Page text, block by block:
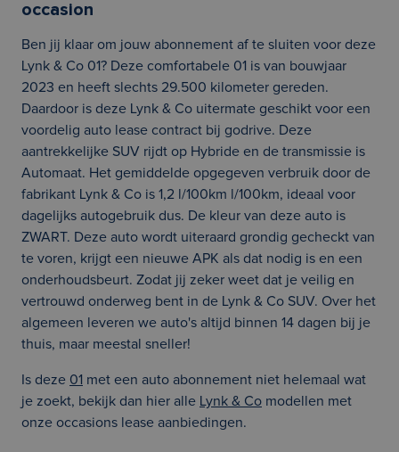
occasion
Ben jij klaar om jouw abonnement af te sluiten voor deze
Lynk & Co 01? Deze comfortabele 01 is van bouwjaar
2023 en heeft slechts 29.500 kilometer gereden.
Daardoor is deze Lynk & Co uitermate geschikt voor een
voordelig auto lease contract bij godrive. Deze
aantrekkelijke SUV rijdt op Hybride en de transmissie is
Automaat. Het gemiddelde opgegeven verbruik door de
fabrikant Lynk & Co is 1,2 l/100km l/100km, ideaal voor
dagelijks autogebruik dus. De kleur van deze auto is
ZWART. Deze auto wordt uiteraard grondig gecheckt van
te voren, krijgt een nieuwe APK als dat nodig is en een
onderhoudsbeurt. Zodat jij zeker weet dat je veilig en
vertrouwd onderweg bent in de Lynk & Co SUV. Over het
algemeen leveren we auto's altijd binnen 14 dagen bij je
thuis, maar meestal sneller!
Is deze 01 met een auto abonnement niet helemaal wat
je zoekt, bekijk dan hier alle
Lynk & Co modellen met
onze occasions lease aanbiedingen.